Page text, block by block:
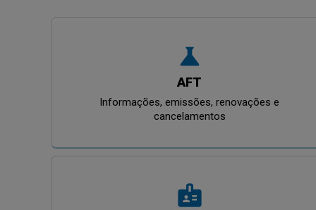
science
AFT
Informações, emissões, renovações e
cancelamentos
badge